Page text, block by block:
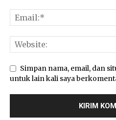
Simpan nama, email, dan
untuk lain kali saya